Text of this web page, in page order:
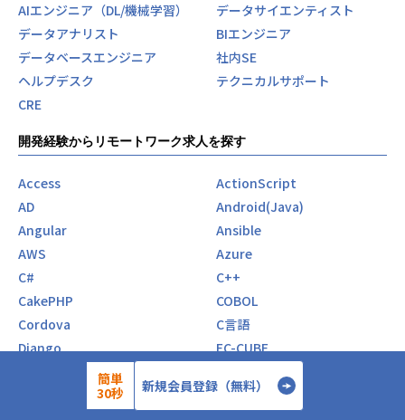
AIエンジニア（DL/機械学習）
データサイエンティスト
データアナリスト
BIエンジニア
データベースエンジニア
社内SE
ヘルプデスク
テクニカルサポート
CRE
開発経験からリモートワーク求人を探す
Access
ActionScript
AD
Android(Java)
Angular
Ansible
AWS
Azure
C#
C++
CakePHP
COBOL
Cordova
C言語
Django
EC-CUBE
Figma
簡単
30秒
新規会員登録（無料）